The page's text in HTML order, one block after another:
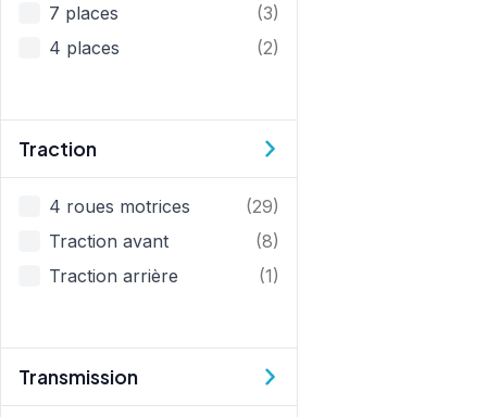
7 places
(3)
4 places
(2)
Traction
Traction
4 roues motrices
(29)
Traction avant
(8)
Traction arrière
(1)
Transmission